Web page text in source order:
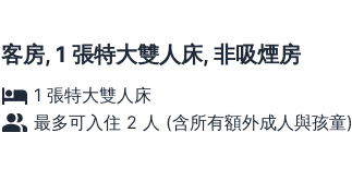
客房, 1 張特大雙人床, 非吸煙房
1 張特大雙人床
最多可入住 2 人 (含所有額外成人與孩童)